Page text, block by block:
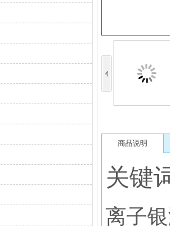
商品说明
关键
离子